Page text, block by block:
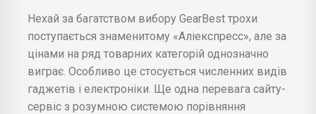
Нехай за багатством вибору GearBest трохи
поступається знаменитому «Аліекспресс», але за
цінами на ряд товарних категорій однозначно
виграє. Особливо це стосується численних видів
гаджетів і електроніки. Ще одна перевага сайту-
сервіс з розумною системою порівняння